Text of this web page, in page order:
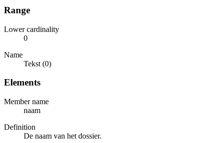
Range
Lower cardinality
0
Name
Tekst (0)
Elements
Member name
naam
Definition
De naam van het dossier.